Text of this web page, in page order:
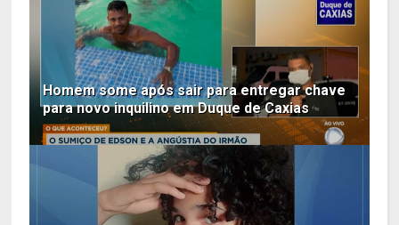
Homem some após sair para entregar chave
para novo inquilino em Duque de Caxias